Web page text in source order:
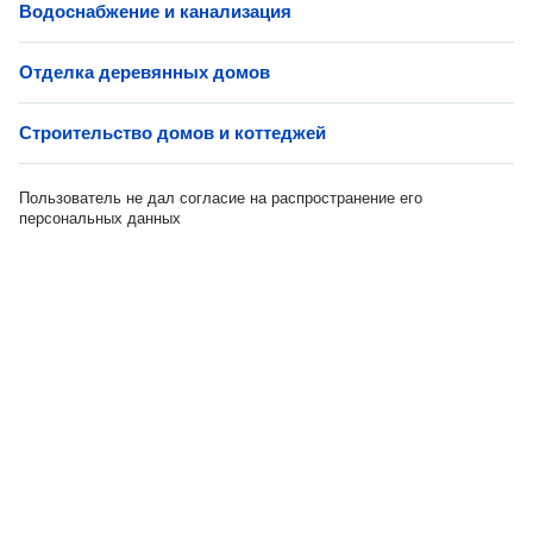
Водоснабжение и канализация
Отделка деревянных домов
Строительство домов и коттеджей
Пользователь не дал согласие на распространение его
персональных данных